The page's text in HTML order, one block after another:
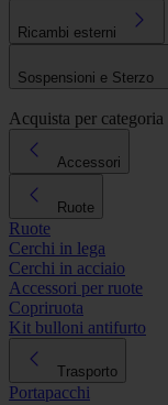
Ricambi esterni
Sospensioni e Sterzo
Acquista per categoria
Accessori
Ruote
Ruote
Cerchi in lega
Cerchi in acciaio
Accessori per ruote
Copriruota
Kit bulloni antifurto
Trasporto
Portapacchi